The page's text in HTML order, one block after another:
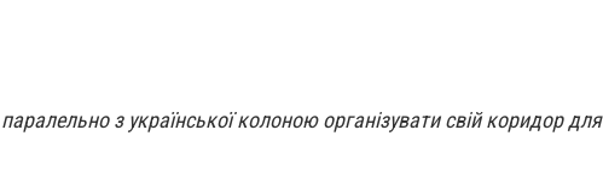
з української колоною організувати свій коридор для